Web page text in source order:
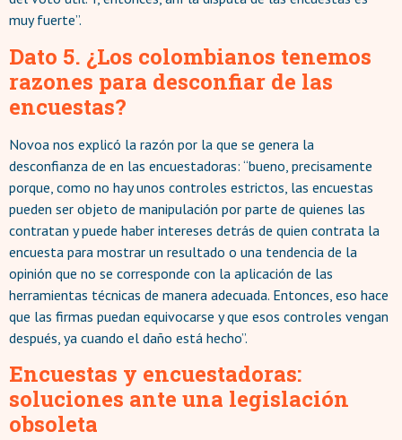
muy fuerte”.
Dato 5. ¿Los colombianos tenemos
razones para desconfiar de las
encuestas?
Novoa nos explicó la razón por la que se genera la
desconfianza de en las encuestadoras: “bueno, precisamente
porque, como no hay unos controles estrictos, las encuestas
pueden ser objeto de manipulación por parte de quienes las
contratan y puede haber intereses detrás de quien contrata la
encuesta para mostrar un resultado o una tendencia de la
opinión que no se corresponde con la aplicación de las
herramientas técnicas de manera adecuada. Entonces, eso hace
que las firmas puedan equivocarse y que esos controles vengan
después, ya cuando el daño está hecho”.
Encuestas y encuestadoras:
soluciones ante una legislación
obsoleta